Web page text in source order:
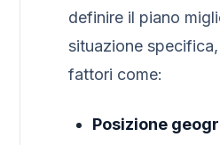
definire il piano
situazione
fattori come:
Posizione